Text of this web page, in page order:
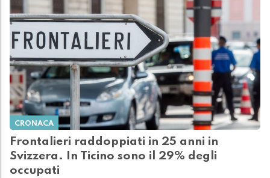
CRONACA
Frontalieri raddoppiati in 25 anni in
Svizzera. In Ticino sono il 29% degli
occupati